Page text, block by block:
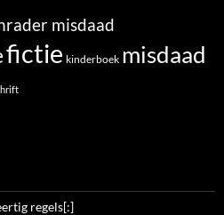
misdaad
fictie kinderboek misdaad
regels[:]